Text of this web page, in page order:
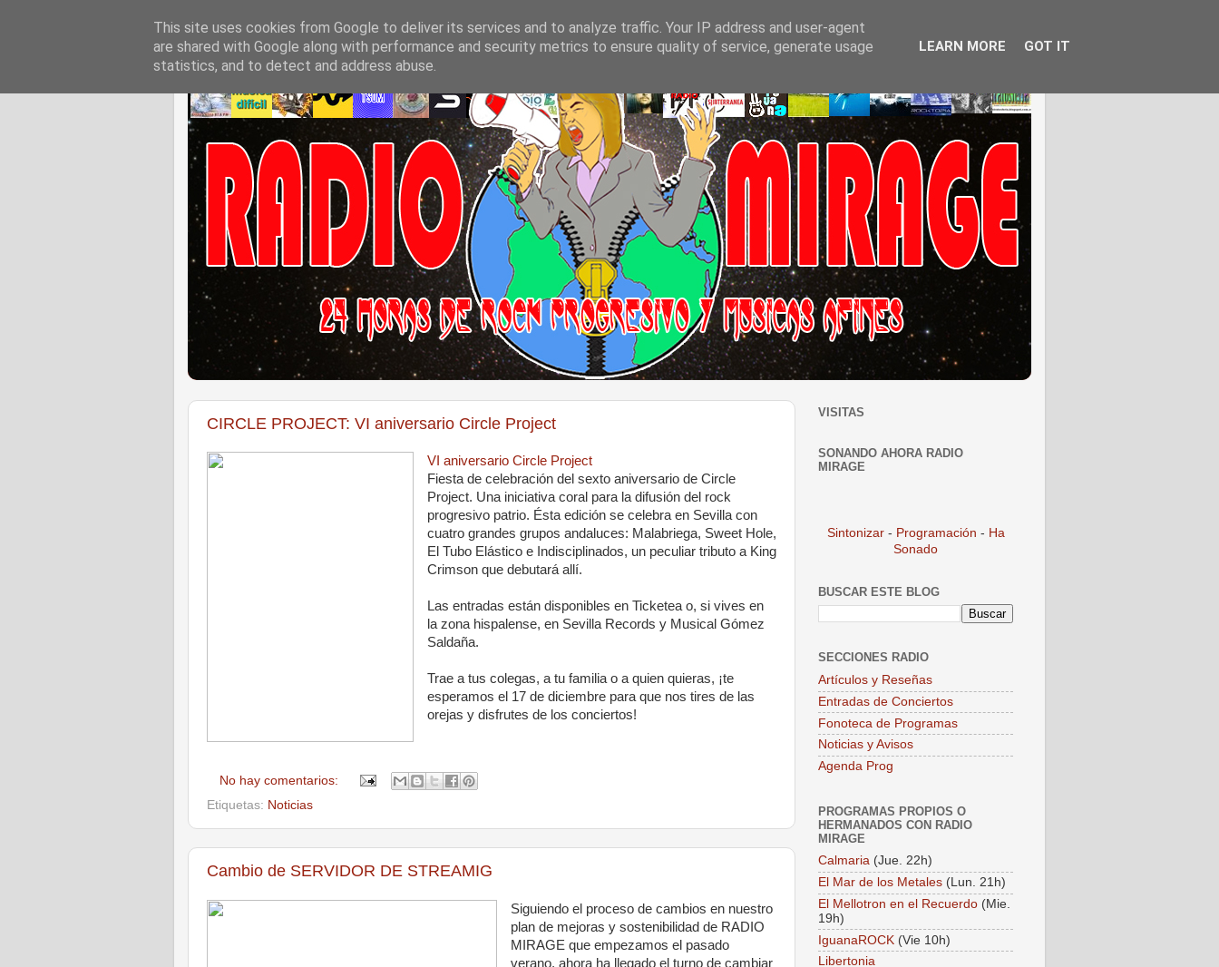
CIRCLE PROJECT: VI aniversario Circle Project
VI aniversario Circle Project
Fiesta de celebración del sexto aniversario de Circle
Project. Una iniciativa coral para la difusión del rock
progresivo patrio. Ésta edición se celebra en Sevilla con
cuatro grandes grupos andaluces: Malabriega, Sweet Hole,
El Tubo Elástico e Indisciplinados, un peculiar tributo a King
Crimson que debutará allí.
Las entradas están disponibles en Ticketea o, si vives en
la zona hispalense, en Sevilla Records y Musical Gómez
Saldaña.
Trae a tus colegas, a tu familia o a quien quieras, ¡te
esperamos el 17 de diciembre para que nos tires de las
orejas y disfrutes de los conciertos!
No hay comentarios:
Etiquetas: Noticias
Cambio de SERVIDOR DE STREAMIG
Siguiendo el proceso de cambios en nuestro
plan de mejoras y sostenibilidad de RADIO
MIRAGE que empezamos el pasado
verano, ahora ha llegado el turno de cambiar
VISITAS
SONANDO AHORA RADIO
MIRAGE
Sintonizar - Programación - Ha
Sonado
BUSCAR ESTE BLOG
SECCIONES RADIO
Artículos y Reseñas
Entradas de Conciertos
Fonoteca de Programas
Noticias y Avisos
Agenda Prog
PROGRAMAS PROPIOS O
HERMANADOS CON RADIO
MIRAGE
Calmaria (Jue. 22h)
El Mar de los Metales (Lun. 21h)
El Mellotron en el Recuerdo (Mie.
19h)
IguanaROCK (Vie 10h)
Libertonia
This site uses cookies from Google to deliver its services and to analyze traffic. Your IP address and user-agent
are shared with Google along with performance and security metrics to ensure quality of service, generate usage
statistics, and to detect and address abuse.
LEARN MORE GOT IT